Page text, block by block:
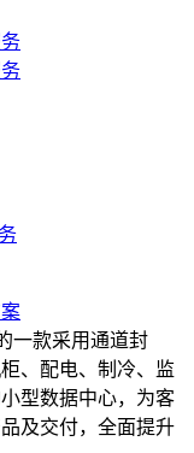
一款采用通道封
、配电、制冷、监
型数据中心，为客
及交付，全面提升